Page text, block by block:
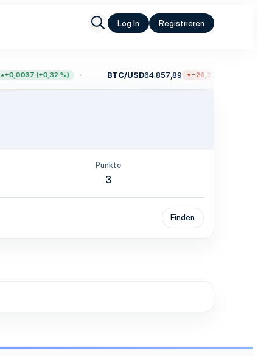
Log In Registrieren
+0,0037 (+0,32 %) BTC/USD64.857,89 −26,27 (−0,04 %)
Punkte
3
Finden